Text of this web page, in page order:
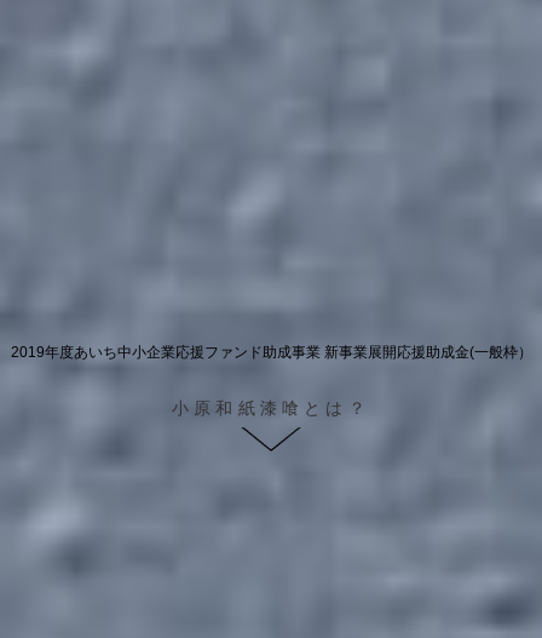
小原和紙漆喰とは？
2019年度あいち中小企業応援ファンド助成事業 新事業展開応援助成金(一般枠）